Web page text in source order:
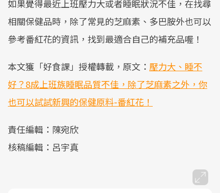
如果覺得最近上班壓力大或者睡眠狀況不佳，在找尋
相關保健品時，除了常見的芝麻素、多巴胺外也可以
參考番紅花的資訊，找到最適合自己的補充品喔！
本文獲「好食課」授權轉載，原文： 壓力大、睡不
好？8成上班族睡眠品質不佳，除了芝麻素之外，你
也可以試試新興的保健原料-番紅花！
責任編輯：陳宛欣
核稿編輯：呂宇真